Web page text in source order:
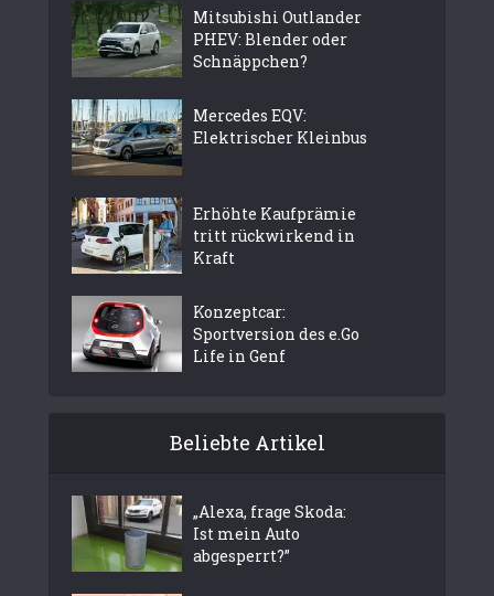
Mitsubishi Outlander
PHEV: Blender oder
Schnäppchen?
Mercedes EQV:
Elektrischer Kleinbus
Erhöhte Kaufprämie
tritt rückwirkend in
Kraft
Konzeptcar:
Sportversion des e.Go
Life in Genf
Beliebte Artikel
„Alexa, frage Skoda:
Ist mein Auto
abgesperrt?”